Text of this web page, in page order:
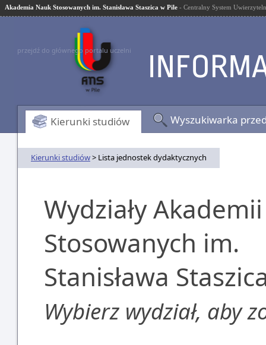
Akademia Nauk Stosowanych im. Stanisława Staszica w Pile - Centralny System
przejdź do głównego portalu uczelni
Kierunki studiów Wyszukiwarka
Kierunki studiów> Lista jednostek dydaktycznych
Wydziały
Stosowanych im.
Stanisława
Wybierz wydział, aby